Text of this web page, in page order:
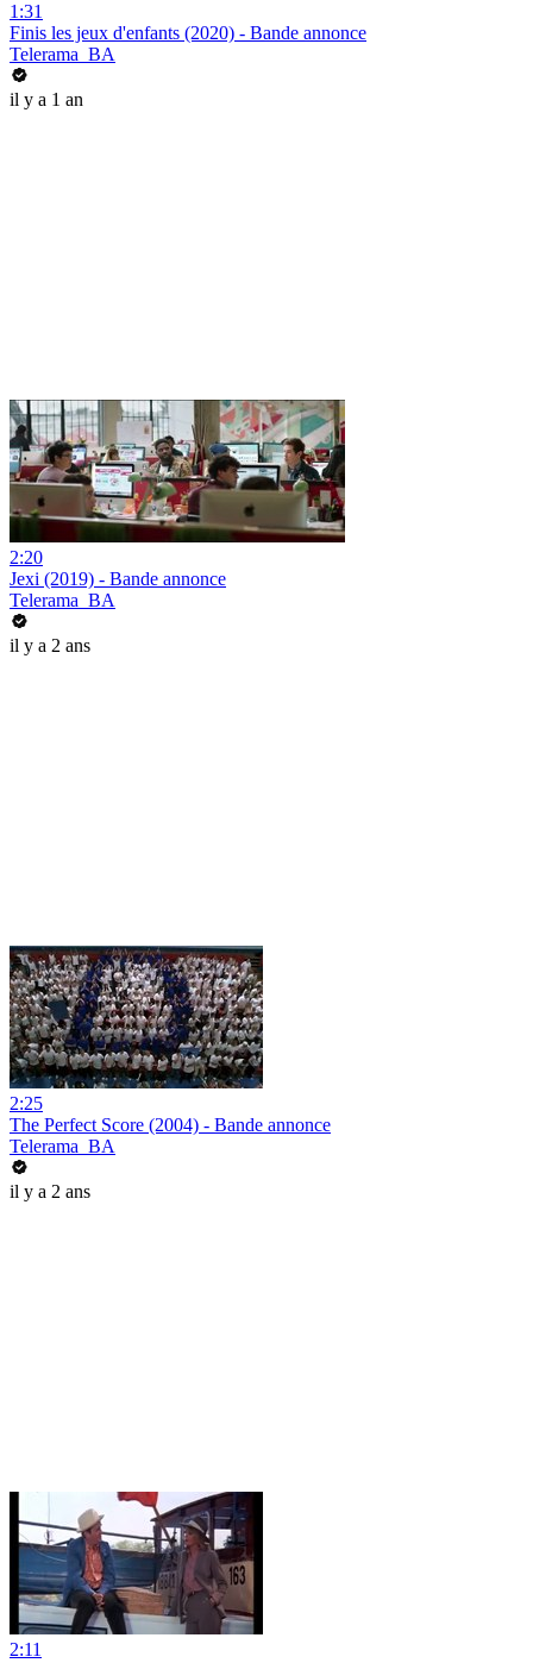
1:31
Finis les jeux d'enfants (2020) - Bande annonce
Telerama_BA
il y a 1 an
2:20
Jexi (2019) - Bande annonce
Telerama_BA
il y a 2 ans
2:25
The Perfect Score (2004) - Bande annonce
Telerama_BA
il y a 2 ans
2:11